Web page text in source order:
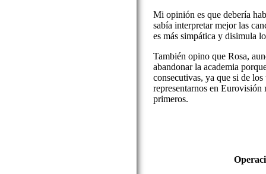
Mi opinión es que debería
sabía interpretar mejor las
es más simpática y disimula
También opino que Rosa,
abandonar la academia
consecutivas, ya que si de
representarnos en Eurovisión
primeros.